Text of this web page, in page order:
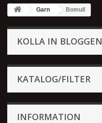
Garn Bomull
KOLLA IN BLOGGEN
KATALOG/FILTER
INFORMATION